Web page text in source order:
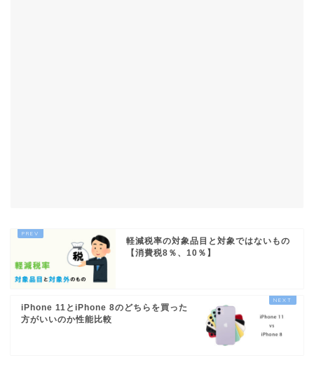
軽減税率の対象品目と対象ではないもの
【消費税8％、10％】
iPhone 11とiPhone 8のどちらを買った
方がいいのか性能比較